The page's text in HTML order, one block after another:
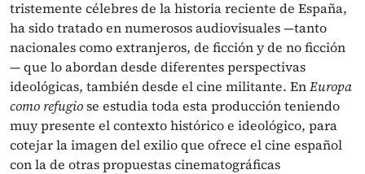
tristemente célebres de la historia reciente de España,
ha sido tratado en numerosos audiovisuales —tanto
nacionales como extranjeros, de ficción y de no ficción
— que lo abordan desde diferentes perspectivas
ideológicas, también desde el cine militante. EnEuropa
como refugiose estudia toda esta producción teniendo
muy presente el contexto histórico e ideológico, para
cotejar la imagen del exilio que ofrece el cine español
con la de otras propuestas cinematográficas